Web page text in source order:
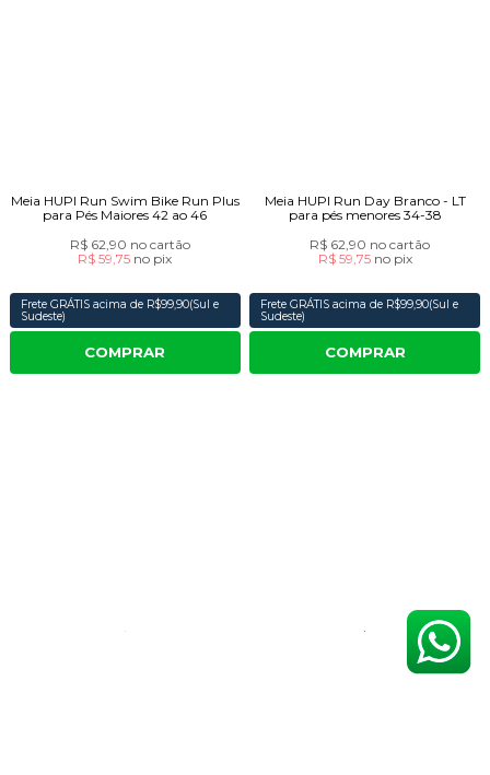
Meia HUPI Run Swim Bike Run Plus
para Pés Maiores 42 ao 46
R$ 62,90 no cartão
R$ 59,75 no pix
Frete GRÁTIS acima de R$99,90(Sul e
Sudeste)
COMPRAR
Meia HUPI Run Day Branco - LT
para pés menores 34-38
R$ 62,90 no cartão
R$ 59,75 no pix
Frete GRÁTIS acima de R$99,90(Sul e
Sudeste)
COMPRAR